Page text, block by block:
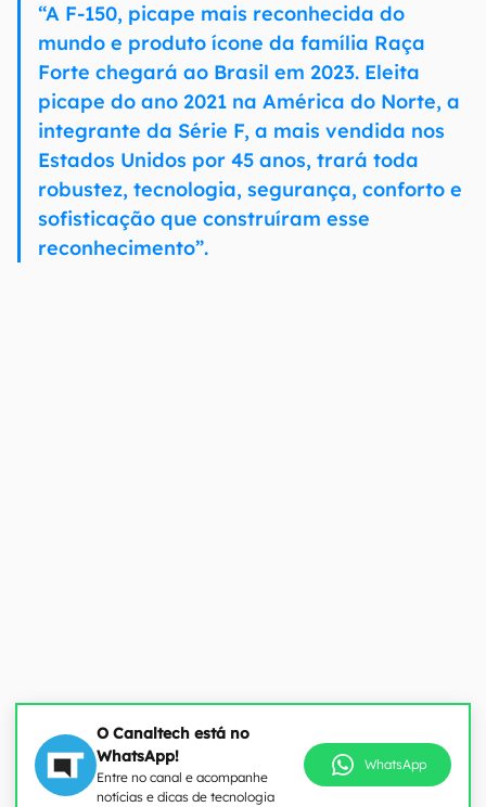
“A F-150, picape mais reconhecida do
mundo e produto ícone da família Raça
Forte chegará ao Brasil em 2023. Eleita
picape do ano 2021 na América do Norte, a
integrante da Série F, a mais vendida nos
Estados Unidos por 45 anos, trará toda
robustez, tecnologia, segurança, conforto e
sofisticação que construíram esse
reconhecimento”.
O Canaltech está no
WhatsApp!
Entre no canal e acompanhe
notícias e dicas de tecnologia
WhatsApp